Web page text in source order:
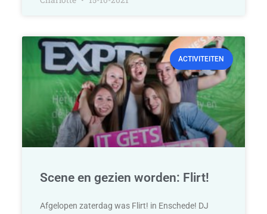
ACTIVITEITEN
Scene en gezien worden: Flirt!
Afgelopen zaterdag was Flirt! in Enschede! DJ